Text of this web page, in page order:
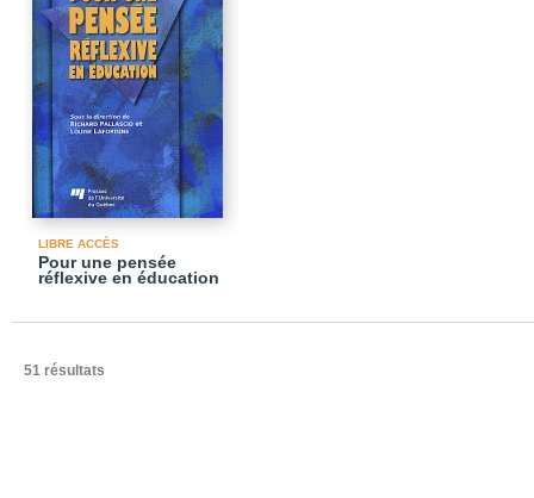
LIBRE ACCÈS
Pour une pensée
réflexive en éducation
51 résultats